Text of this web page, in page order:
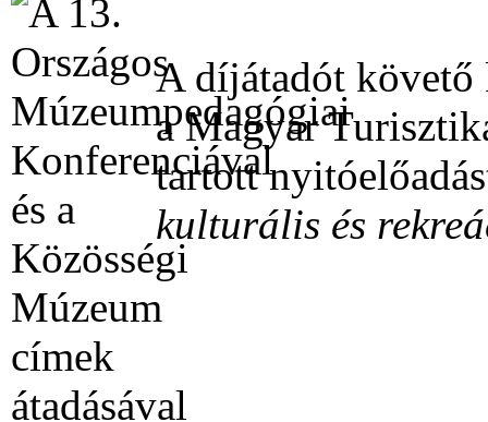
A díjátadót követő
a Magyar
tartott
kulturális és